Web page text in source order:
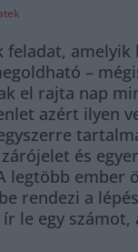
feladat, amelyik
–
el rajta nap
azért ilyen
és
legtöbb ember
rendezi a
le egy számot,